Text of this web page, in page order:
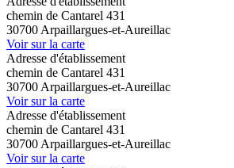
chemin de Cantarel 431
30700 Arpaillargues-et-Aureillac
Voir sur la carte
Adresse d'établissement
chemin de Cantarel 431
30700 Arpaillargues-et-Aureillac
Voir sur la carte
Adresse d'établissement
chemin de Cantarel 431
30700 Arpaillargues-et-Aureillac
Voir sur la carte